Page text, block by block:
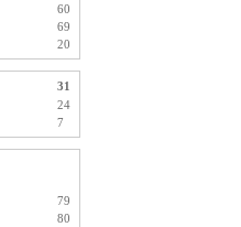
60
69
20
31
24
7
79
80